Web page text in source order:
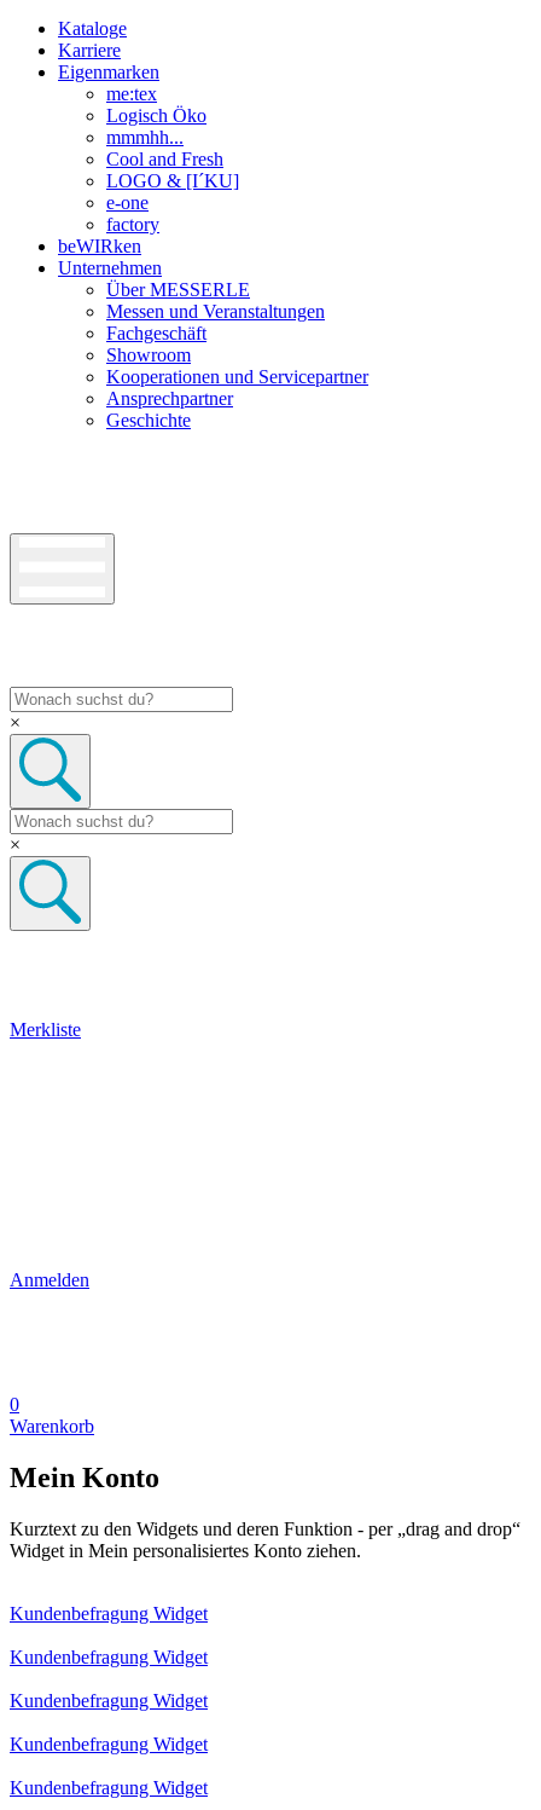
Kataloge
Karriere
Eigenmarken
me:tex
Logisch Öko
mmmhh...
Cool and Fresh
LOGO & [I´KU]
e-one
factory
beWIRken
Unternehmen
Über MESSERLE
Messen und Veranstaltungen
Fachgeschäft
Showroom
Kooperationen und Servicepartner
Ansprechpartner
Geschichte
×
×
Merkliste
Anmelden
0
Warenkorb
Mein Konto
Kurztext zu den Widgets und deren Funktion - per „drag and drop“
Widget in Mein personalisiertes Konto ziehen.
Kundenbefragung Widget
Kundenbefragung Widget
Kundenbefragung Widget
Kundenbefragung Widget
Kundenbefragung Widget